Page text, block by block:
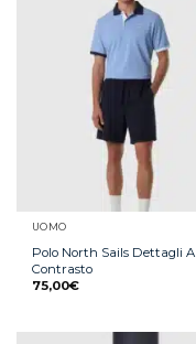
UOMO
Polo North Sails Dettagli A
Contrasto
75,00€